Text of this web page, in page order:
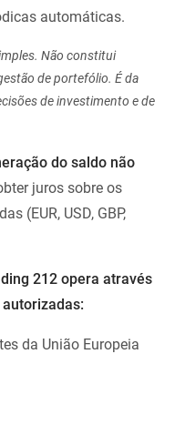
automáticas.
Não constitui
de portefólio. É da
de investimento e de
do saldo não
juros sobre os
(EUR, USD, GBP,
212 opera através
da União Europeia